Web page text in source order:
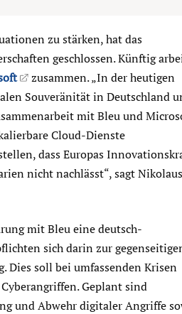
zu stärken, hat das
geschlossen. Künftig
zusammen. „In der heutigen
Souveränität in Deutschland
mit Bleu und
Cloud-Dienste
dass Europas
nicht nachlässt“, sagt Nikolaus
mit Bleu eine deutsch-
sich darin zur
Dies soll bei umfassenden Krisen
Geplant sind
und Abwehr digitaler Angriffe